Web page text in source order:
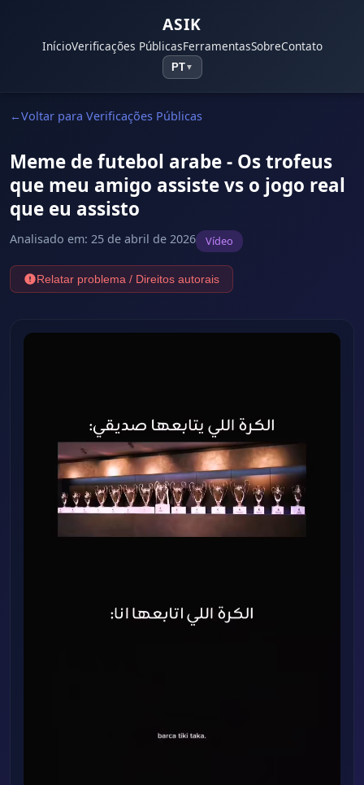
ASIK
InícioVerificações PúblicasFerramentasSobreContato
PT▼
Voltar para Verificações Públicas
Meme de futebol arabe - Os trofeus
que meu amigo assiste vs o jogo real
que eu assisto
Analisado em: 25 de abril de 2026 Vídeo
Relatar problema / Direitos autorais